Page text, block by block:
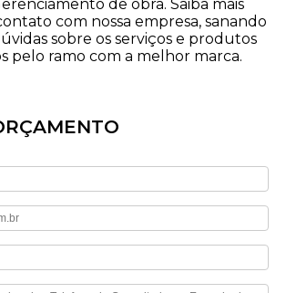
de obra. Saiba mais
com nossa empresa, sanando
sobre os serviços e produtos
pelo ramo com a melhor marca.